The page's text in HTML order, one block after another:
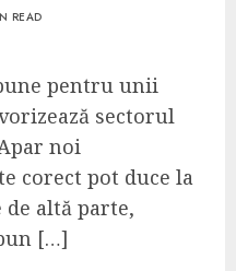
READ
pentru unii
sectorul
noi
corect pot duce la
de altă parte,
[…]